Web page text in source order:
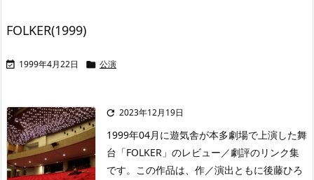
FOLKER(1999)
 1999年4月22日  公演
 2023年12月19日
1999年04月に遊気舎が本多劇場で上演した舞
台「FOLKER」のレビュー／劇評のリンク集
です。この作品は、作／演出ともに後藤ひろ